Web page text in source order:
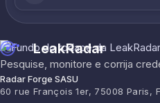
LeakRadar
Pesquise, monitore e corrija
Radar Forge SASU
60 rue François 1er, 75008 Paris,